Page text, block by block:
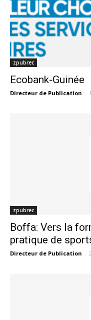
zpubrec
Ecobank-Guinée
Directeur de Publication -
zpubrec
Boffa: Vers la
pratique de
Directeur de Publication -